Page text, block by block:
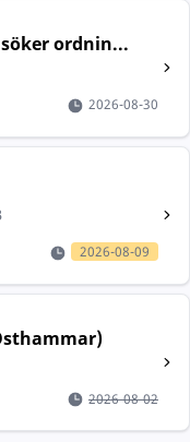
ordnin...
2026-08-30
2026-08-09
2026-08-02